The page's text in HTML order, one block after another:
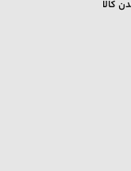
کالا